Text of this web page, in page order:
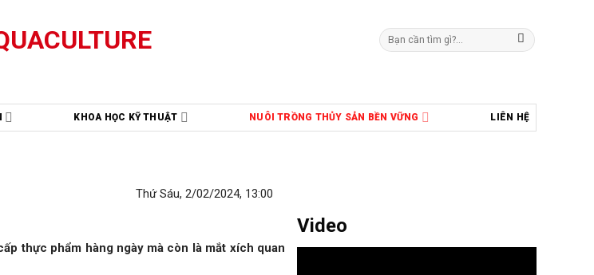
Tìm
kiếm:
KHOA HỌC KỸ THUẬT NUÔI TRỒNG THỦY SẢN BỀN VỮNG LIÊN HỆ
Thứ Sáu, 2/02/2024, 13:00
thực phẩm hàng ngày mà còn là mắt xích quan
Video